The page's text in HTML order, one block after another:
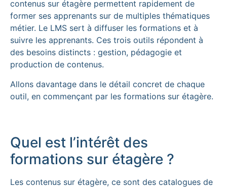
contenus sur étagère permettent rapidement de
former ses apprenants sur de multiples thématiques
métier. Le LMS sert à diffuser les formations et à
suivre les apprenants. Ces trois outils répondent à
des besoins distincts : gestion, pédagogie et
production de contenus.
Allons davantage dans le détail concret de chaque
outil, en commençant par les formations sur étagère.
Quel est l’intérêt des
formations sur étagère ?
Les contenus sur étagère, ce sont des catalogues de